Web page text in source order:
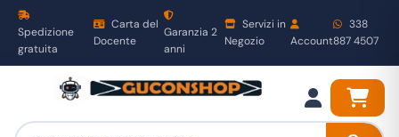
Spedizione
gratuita
Carta del
Docente
Garanzia 2
anni
Servizi in
Negozio
Account
338
887 4507